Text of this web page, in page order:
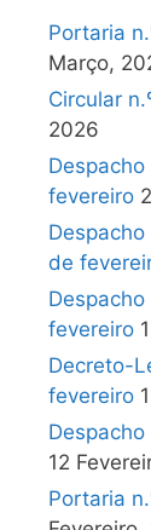
Portaria
Março,
Circular
2026
fevereiro
Despacho
de
fevereiro
Decreto-
fevereiro
12
Portaria